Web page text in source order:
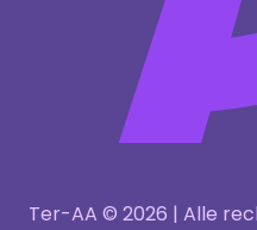
Ter-AA © 2026 | Alle